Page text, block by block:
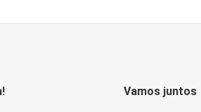
Vamos juntos